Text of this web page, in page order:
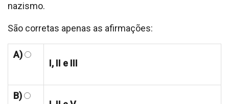
nazismo.
São corretas apenas as afirmações:
A)
I, II e III
B)